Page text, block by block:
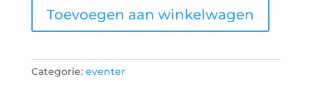
Toevoegen aan winkelwagen
Categorie: eventer